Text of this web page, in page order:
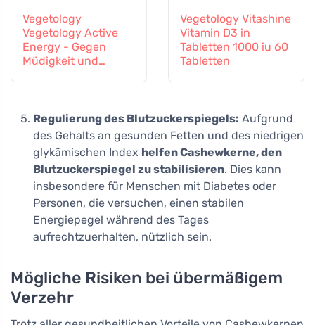
Vegetology
Vegetology Active
Energy - Gegen
Müdigkeit und
Vegetology Vitashine
Vitamin D3 in
Tabletten 1000 iu 60
Tabletten
Regulierung des Blutzuckerspiegels: Aufgrund
des Gehalts an gesunden Fetten und des niedrigen
glykämischen Index helfen Cashewkerne, den
Blutzuckerspiegel zu stabilisieren. Dies kann
insbesondere für Menschen mit Diabetes oder
Personen, die versuchen, einen stabilen
Energiepegel während des Tages
aufrechtzuerhalten, nützlich sein.
Mögliche Risiken bei übermäßigem
Verzehr